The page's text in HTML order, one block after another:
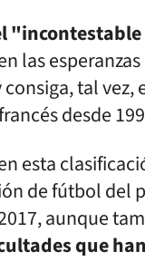
"incontestable
las
tal vez,
desde
esta
de fútbol del
aunque
que